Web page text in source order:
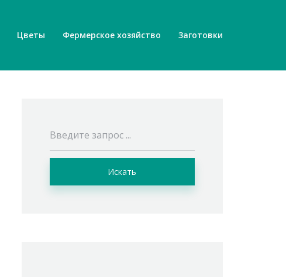
Цветы Фермерское хозяйство Заготовки
Искать